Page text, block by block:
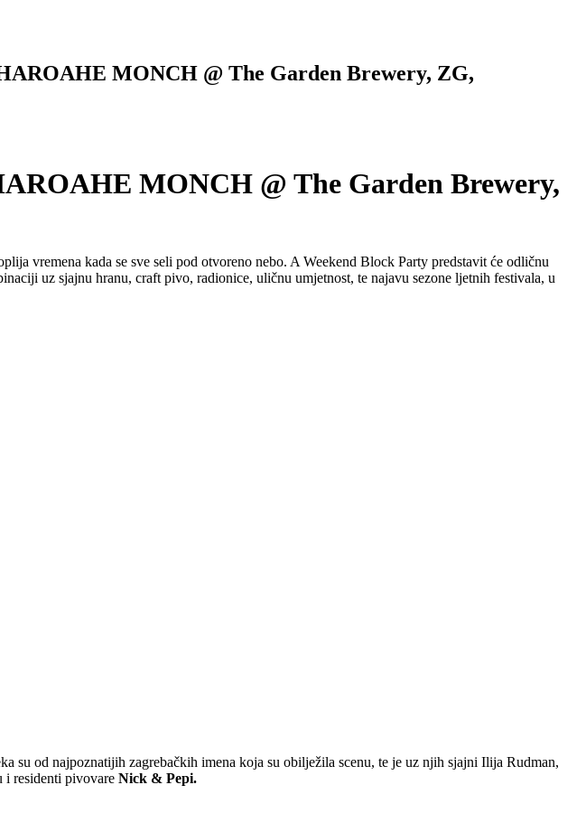
MONCH @ The Garden Brewery, ZG,
MONCH @ The Garden Brewery,
vremena kada se sve seli pod otvoreno nebo. A Weekend Block Party predstavit će odličnu
uz sjajnu hranu, craft pivo, radionice, uličnu umjetnost, te najavu sezone ljetnih festivala, u
su od najpoznatijih zagrebačkih imena koja su obilježila scenu, te je uz njih sjajni Ilija Rudman,
i residenti pivovare Nick & Pepi.